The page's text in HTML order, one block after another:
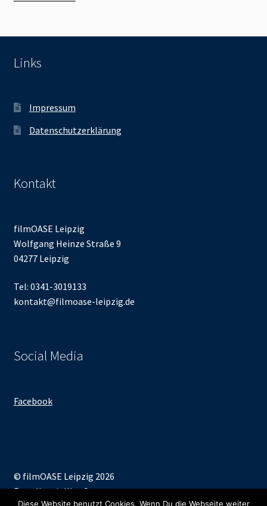
Links
Impressum
Datenschutzerklärung
Kontakt
filmOASE Leipzig
Wolfgang Heinze Straße 9
04277 Leipzig
Tel: 0341-3019133
kontakt@filmoase-leipzig.de
Social Media
Facebook
© filmOASE Leipzig 2026
Erstellt mit WooCommerce.
Diese Website benutzt Cookies. Wenn Du die Webseite weiter